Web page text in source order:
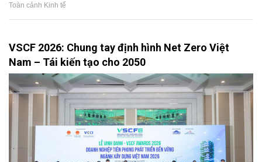
Toàn cảnh Kinh tế
VSCF 2026: Chung tay định hình Net Zero Việt
Nam – Tái kiến tạo cho 2050